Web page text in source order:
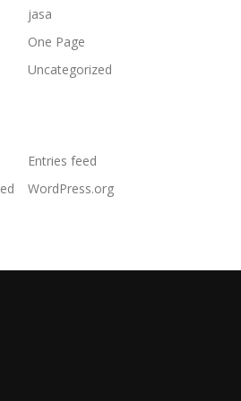
jasa
One Page
Uncategorized
Entries feed
WordPress.org